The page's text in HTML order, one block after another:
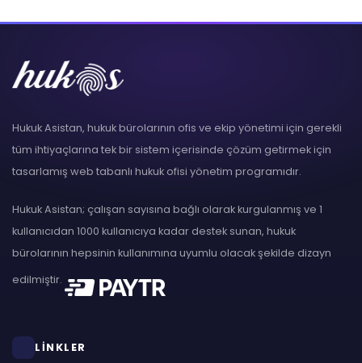
Hukuk Asistan, hukuk bürolarının ofis ve ekip yönetimi için gerekli
tüm ihtiyaçlarına tek bir sistem içerisinde çözüm getirmek için
tasarlamış web tabanlı hukuk ofisi yönetim programıdır.
Hukuk Asistan; çalışan sayısına bağlı olarak kurgulanmış ve 1
kullanıcıdan 1000 kullanıcıya kadar destek sunan, hukuk
bürolarının hepsinin kullanımına uyumlu olacak şekilde dizayn
edilmiştir.
LİNKLER